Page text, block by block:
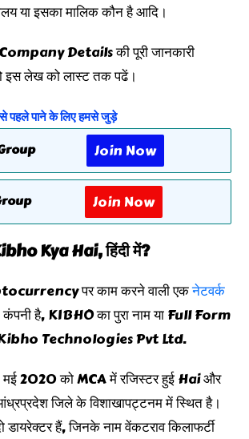
या इसका मालिक कौन है आदि।
Details की पूरी जानकारी
इस लेख को लास्ट तक पढें।
पहले पाने के लिए हमसे जुड़े
Join Now
Join Now
Kya Hai, हिंदी में?
पर काम करने वाली एकनेटवर्क
है, KIBHO का पुरा नाम या Full Form
Technologies Pvt Ltd.
2020 को MCA में रजिस्टर हुई Hai और
जिले के विशाखापट्टनम में स्थित है।
हैं, जिनके नाम वेंकटराव किलाफर्टी